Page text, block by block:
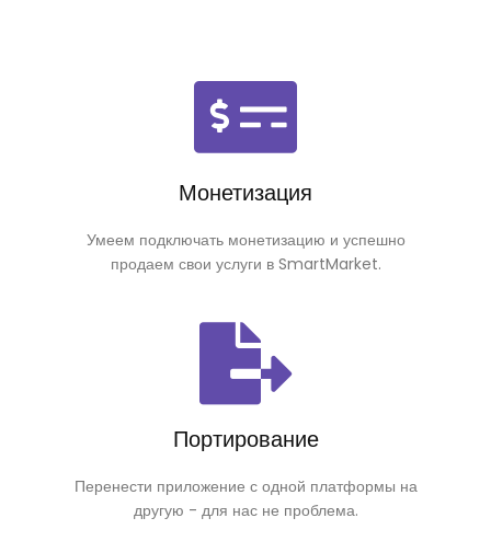
Монетизация
Умеем подключать монетизацию и успешно
продаем свои услуги в SmartMarket.
Портирование
Перенести приложение с одной платформы на
другую - для нас не проблема.